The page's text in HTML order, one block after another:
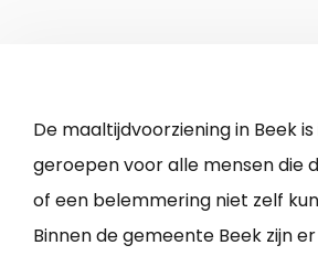
De maaltijdvoorziening in Beek
geroepen voor alle mensen die
of een belemmering niet zelf
Binnen de gemeente Beek zijn